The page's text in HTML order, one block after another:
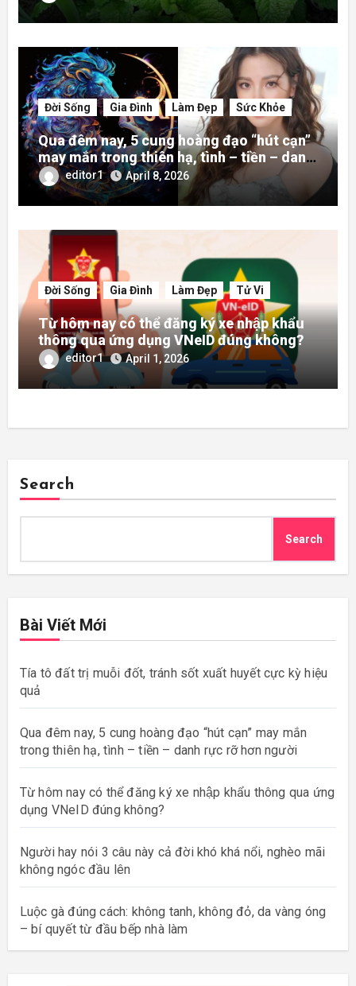
Đời Sống Gia Đình Làm Đẹp Sức Khỏe
Qua đêm nay, 5 cung hoàng đạo “hút cạn”
may mắn trong thiên hạ, tình – tiền – danh
rực rỡ hơn người
editor1 April 8, 2026
Đời Sống Gia Đình Làm Đẹp Tử Vi
Từ hôm nay có thể đăng ký xe nhập khẩu
thông qua ứng dụng VNeID đúng không?
editor1 April 1, 2026
Search
Search
Bài Viết Mới
Tía tô đất trị muỗi đốt, tránh sốt xuất huyết cực kỳ hiệu
quả
Qua đêm nay, 5 cung hoàng đạo “hút cạn” may mắn
trong thiên hạ, tình – tiền – danh rực rỡ hơn người
Từ hôm nay có thể đăng ký xe nhập khẩu thông qua ứng
dụng VNeID đúng không?
Người hay nói 3 câu này cả đời khó khá nổi, nghèo mãi
không ngóc đầu lên
Luộc gà đúng cách: không tanh, không đỏ, da vàng óng
– bí quyết từ đầu bếp nhà làm